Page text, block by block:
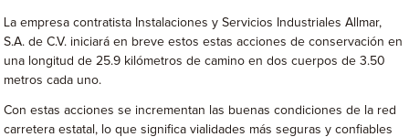
La empresa contratista Instalaciones y Servicios Industriales Allmar,
S.A. de C.V. iniciará en breve estos estas acciones de conservación en
una longitud de 25.9 kilómetros de camino en dos cuerpos de 3.50
metros cada uno.
Con estas acciones se incrementan las buenas condiciones de la red
carretera estatal, lo que significa vialidades más seguras y confiables